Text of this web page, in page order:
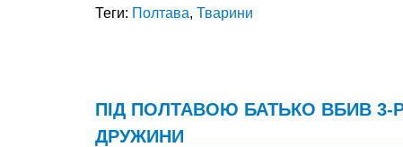
Теги: Полтава, Тварини
ПІД ПОЛТАВОЮ БАТЬКО ВБИВ 3-
ДРУЖИНИ